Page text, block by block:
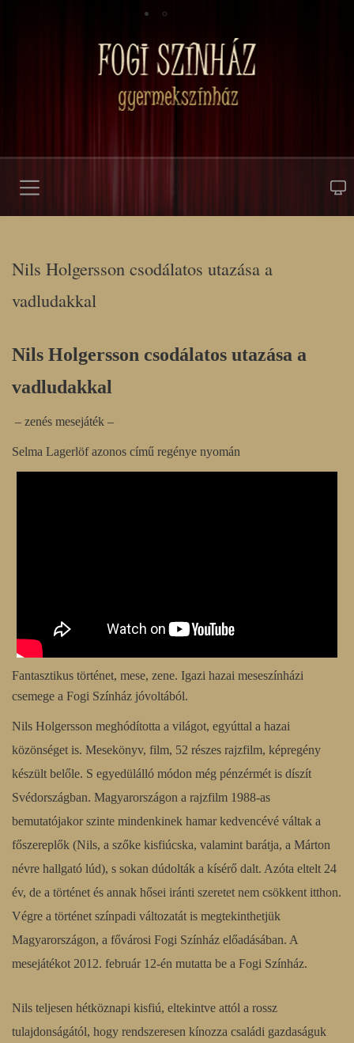
Nils Holgersson csodálatos utazása a
vadludakkal
Nils Holgersson csodálatos utazása a
vadludakkal
– zenés mesejáték –
Selma Lagerlöf azonos című regénye nyomán
Fantasztikus történet, mese, zene. Igazi hazai meseszínházi
csemege a Fogi Színház jóvoltából.
Nils Holgersson meghódította a világot, egyúttal a hazai
közönséget is. Mesekönyv, film, 52 részes rajzfilm, képregény
készült belőle. S egyedülálló módon még pénzérmét is díszít
Svédországban. Magyarországon a rajzfilm 1988-as
bemutatójakor szinte mindenkinek hamar kedvencévé váltak a
főszereplők (Nils, a szőke kisfiúcska, valamint barátja, a Márton
névre hallgató lúd), s sokan dúdolták a kísérő dalt. Azóta eltelt 24
év, de a történet és annak hősei iránti szeretet nem csökkent itthon.
Végre a történet színpadi változatát is megtekinthetjük
Magyarországon, a fővárosi Fogi Színház előadásában. A
mesejátékot 2012. február 12-én mutatta be a Fogi Színház.
Nils teljesen hétköznapi kisfiú, eltekintve attól a rossz
tulajdonságától, hogy rendszeresen kínozza családi gazdaságuk